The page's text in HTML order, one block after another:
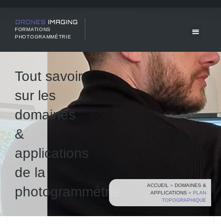
FORMATIONS
PHOTOGRAMMÉTRIE
Tout savoir
sur les
domaines
&
applications
de la
photogrammétrie
ACCUEIL » DOMAINES &
APPLICATIONS » PLAN
TOPOGRAPHIQUE